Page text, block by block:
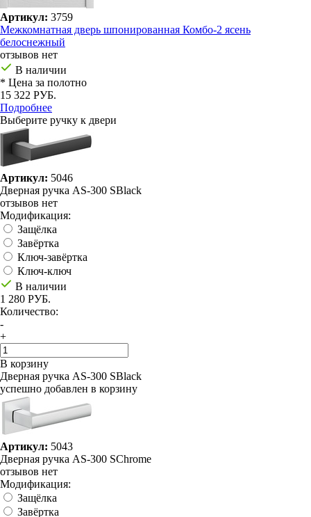
Артикул: 3759
Межкомнатная дверь шпонированная Комбо-2 ясень
белоснежный
отзывов нет
В наличии
* Цена за полотно
15 322 РУБ.
Подробнее
Выберите ручку к двери
Артикул: 5046
Дверная ручка AS-300 SBlack
отзывов нет
Модификация:
Защёлка
Завёртка
Ключ-завёртка
Ключ-ключ
В наличии
1 280 РУБ.
Количество:
-
+
В корзину
Дверная ручка AS-300 SBlack
успешно добавлен в корзину
Артикул: 5043
Дверная ручка AS-300 SChrome
отзывов нет
Модификация:
Защёлка
Завёртка